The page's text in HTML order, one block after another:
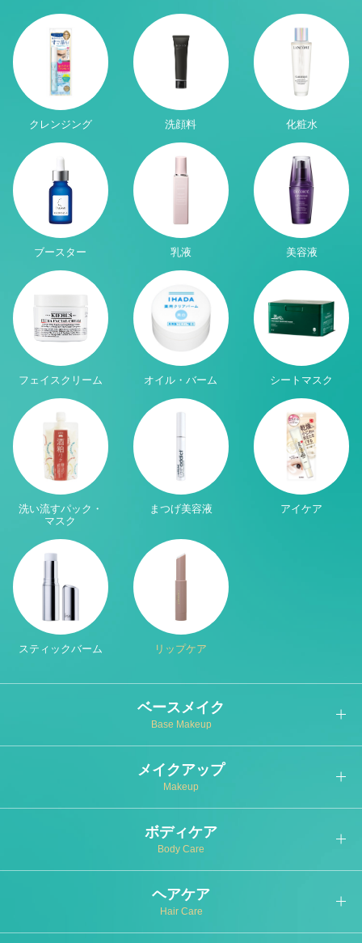
クレンジング 洗顔料 化粧水
ブースター 乳液 美容液
フェイスクリーム オイル・バーム シートマスク
洗い流すパック・
マスク
まつげ美容液 アイケア
スティックバーム リップケア
ベースメイク
Base Makeup
メイクアップ
Makeup
ボディケア
Body Care
ヘアケア
Hair Care